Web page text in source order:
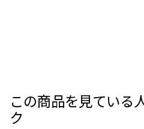
この商品を見ている
ク